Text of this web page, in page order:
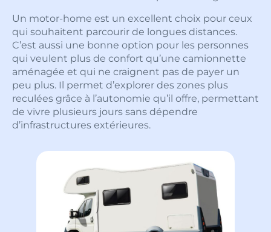
Un motor-home est un excellent choix pour ceux
qui souhaitent parcourir de longues distances.
C’est aussi une bonne option pour les personnes
qui veulent plus de confort qu’une camionnette
aménagée et qui ne craignent pas de payer un
peu plus. Il permet d’explorer des zones plus
reculées grâce à l’autonomie qu’il offre, permettant
de vivre plusieurs jours sans dépendre
d’infrastructures extérieures.